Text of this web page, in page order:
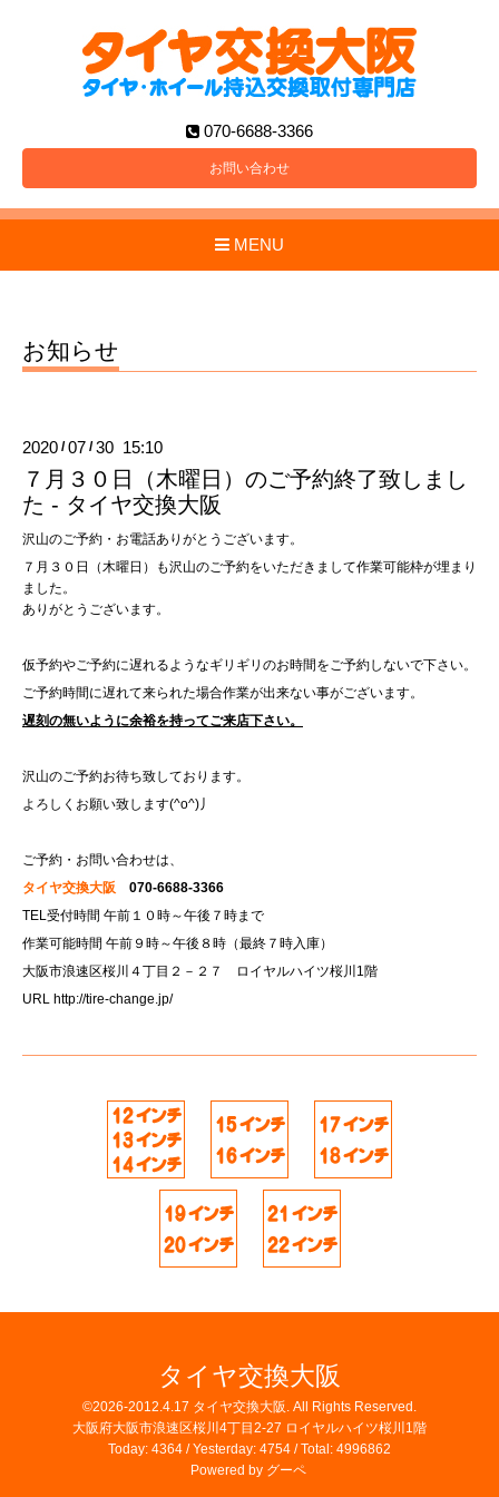
070-6688-3366
お問い合わせ
MENU
お知らせ
2020 /07 /30 15:10
７月３０日（木曜日）のご予約終了致しまし
た - タイヤ交換大阪
沢山のご予約・お電話ありがとうございます。
７月３０日（木曜日）も沢山のご予約をいただきまして作業可能枠が埋まり
ました。
ありがとうございます。
仮予約やご予約に遅れるようなギリギリのお時間をご予約しないで下さい。
ご予約時間に遅れて来られた場合作業が出来ない事がございます。
遅刻の無いように余裕を持ってご来店下さい。
沢山のご予約お待ち致しております。
よろしくお願い致します(^o^)丿
ご予約・お問い合わせは、
タイヤ交換大阪 070-6688-3366
TEL受付時間 午前１０時～午後７時まで
作業可能時間 午前９時～午後８時（最終７時入庫）
大阪市浪速区桜川４丁目２－２７ ロイヤルハイツ桜川1階
URL http://tire-change.jp/
タイヤ交換大阪
©2026-2012.4.17 タイヤ交換大阪 . All Rights Reserved.
大阪府大阪市浪速区桜川4丁目2-27 ロイヤルハイツ桜川1階
Today: 4364 / Yesterday: 4754 / Total: 4996862
Powered by グーペ